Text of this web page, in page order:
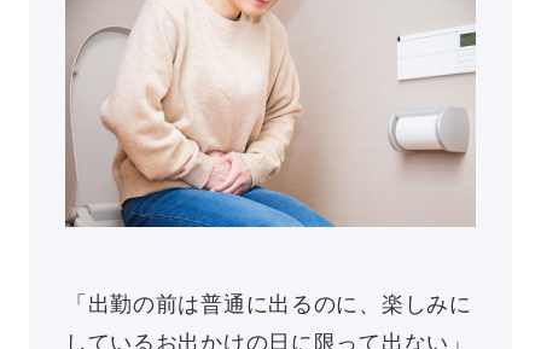
「出勤の前は普通に出るのに、楽しみに
しているお出かけの日に限って出ない」